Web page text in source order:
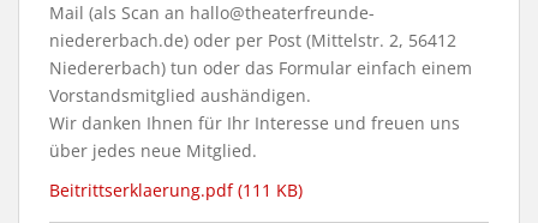
Mail (als Scan an hallo@theaterfreunde-
niedererbach.de) oder per Post (Mittelstr. 2, 56412
Niedererbach) tun oder das Formular einfach einem
Vorstandsmitglied aushändigen.
Wir danken Ihnen für Ihr Interesse und freuen uns
über jedes neue Mitglied.
Beitrittserklaerung.pdf (111 KB)